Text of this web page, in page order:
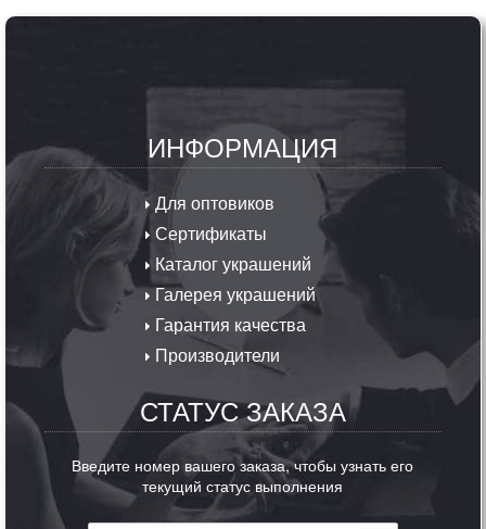
ИНФОРМАЦИЯ
Для оптовиков
Сертификаты
Каталог украшений
Галерея украшений
Гарантия качества
Производители
СТАТУС ЗАКАЗА
Введите номер вашего заказа, чтобы узнать его
текущий статус выполнения